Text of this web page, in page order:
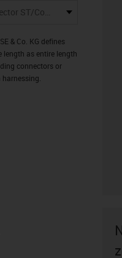
Connector ST/Connector ST
info
& Co. KG defines
length as entire length
connectors or
harnessing.